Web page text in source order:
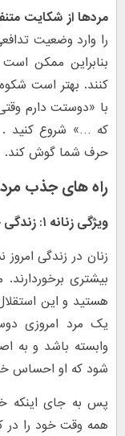
مردها از شکایت
را وارد وضعیت
بنابراین ممکن
کنند. بهتر است
با «دوستت دارم
که …» شروع کنید .
حرف شما گوش کند.
راه های جذب
ویژگی زنانه ۱: زندگی خودش را دارد
زنان در زندگی
بیشتری
هستید و این
یک مرد امروزی
وابسته باشد و به
شود که او احساس
پس به جای اینکه
همه وقت خود را در